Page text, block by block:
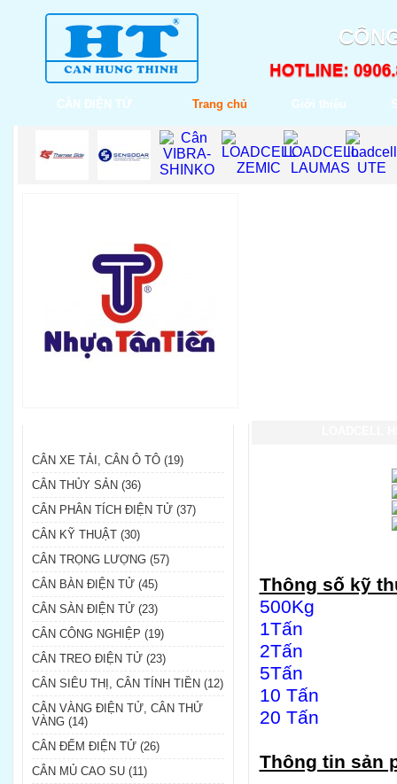
CÂN ĐIỆN TỬ Trang chủ Giới thiệu
CÂN XE TẢI, CÂN Ô TÔ (19)
CÂN THỦY SẢN (36)
CÂN PHÂN TÍCH ĐIỆN TỬ (37)
CÂN KỸ THUẬT (30)
CÂN TRỌNG LƯỢNG (57)
CÂN BÀN ĐIỆN TỬ (45)
CÂN SÀN ĐIỆN TỬ (23)
CÂN CÔNG NGHIỆP (19)
CÂN TREO ĐIỆN TỬ (23)
CÂN SIÊU THỊ, CÂN TÍNH TIỀN (12)
CÂN VÀNG ĐIỆN TỬ, CÂN THỬ
VÀNG (14)
CÂN ĐẾM ĐIỆN TỬ (26)
CÂN MỦ CAO SU (11)
Thông số kỹ
500Kg
1Tấn
2Tấn
5Tấn
10 Tấn
20 Tấn
Thông tin sản